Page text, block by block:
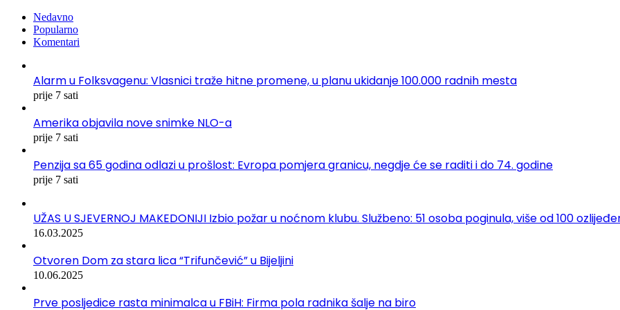
Nedavno
Popularno
Komentari
Alarm u Folksvagenu: Vlasnici traže hitne promene, u planu ukidanje 100.000 radnih mesta
prije 7 sati
Amerika objavila nove snimke NLO-a
prije 7 sati
Penzija sa 65 godina odlazi u prošlost: Evropa pomjera granicu, negdje će se raditi i do 74. godine
prije 7 sati
UŽAS U SJEVERNOJ MAKEDONIJI Izbio požar u noćnom klubu. Službeno: 51 osoba poginula, više od 100
16.03.2025
Otvoren Dom za stara lica “Trifunčević” u Bijeljini
10.06.2025
Prve posljedice rasta minimalca u FBiH: Firma pola radnika šalje na biro